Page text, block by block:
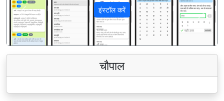
इंस्टॉल करें
पिछला अगला
चौपाल